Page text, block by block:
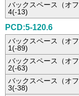
バックスペース（オ
4(-13)
PCD:5-120.6
バックスペース（オ
1(-89)
バックスペース（オ
2(-63)
バックスペース（オ
3(-38)